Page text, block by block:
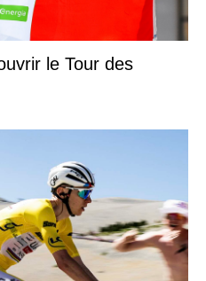
le Tour des